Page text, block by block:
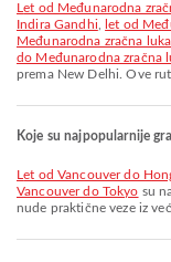
let od Međunarodna zračna luka Kuala Lumpur do Međunarodna zračna luka
Indira Gandhi
let od
Međunarodna zračna
do Međunarodna zračna
prema New Delhi. Ove
Koje su najpopularnije
let od Vancouver do
Vancouver do Tokyo su
nude praktične veze iz